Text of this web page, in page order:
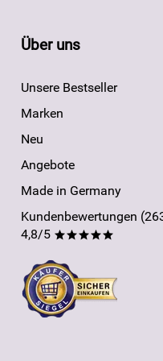
Über uns
Unsere Bestseller
Marken
Neu
Angebote
Made in Germany
Kundenbewertungen
4,8/5 *****